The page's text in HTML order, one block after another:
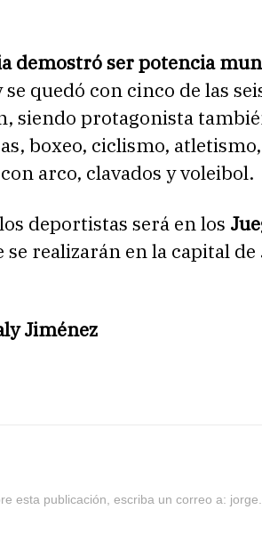
demostró ser potencia
se quedó con cinco de las
siendo protagonista
boxeo, ciclismo,
arco, clavados y voleibol.
deportistas será en los
realizarán en la capital de
Jiménez
esta publicación, escriba un correo a: